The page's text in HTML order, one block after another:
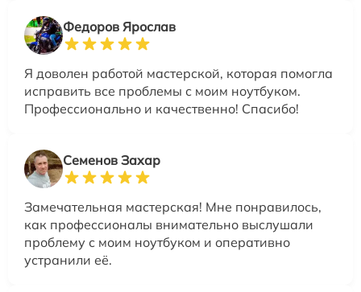
Федоров Ярослав
Я доволен работой мастерской, которая помогла
исправить все проблемы с моим ноутбуком.
Профессионально и качественно! Спасибо!
Семенов Захар
Замечательная мастерская! Мне понравилось,
как профессионалы внимательно выслушали
проблему с моим ноутбуком и оперативно
устранили её.